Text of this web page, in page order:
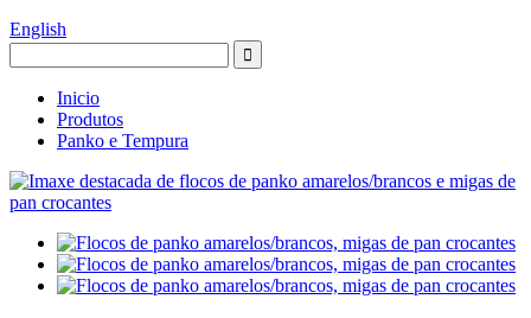
English
Inicio
Produtos
Panko e Tempura